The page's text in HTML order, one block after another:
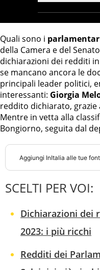
Quali sono i
della Camera e del
dichiarazioni dei redditi
se mancano ancora le
principali leader politici,
interessanti: Giorgia
reddito dichiarato, grazie
Mentre in vetta alla
Bongiorno, seguita dal
Aggiungi InItalia alle tue
SCELTI PER VOI:
Dichiarazioni dei
2023: i più ricchi
Redditi dei